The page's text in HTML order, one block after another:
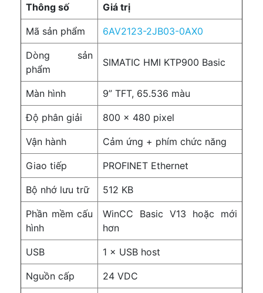
Thông số Giá trị
Mã sản phẩm 6AV2123-2JB03-0AX0
Dòng sản
phẩm
SIMATIC HMI KTP900 Basic
Màn hình 9” TFT, 65.536 màu
Độ phân giải 800 × 480 pixel
Vận hành Cảm ứng + phím chức năng
Giao tiếp PROFINET Ethernet
Bộ nhớ lưu trữ 512 KB
Phần mềm cấu
hình
WinCC Basic V13 hoặc mới
hơn
USB 1 × USB host
Nguồn cấp 24 VDC